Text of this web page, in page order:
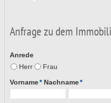
Anfrage zu dem
Anrede
Herr
Frau
Vorname* Nachname*